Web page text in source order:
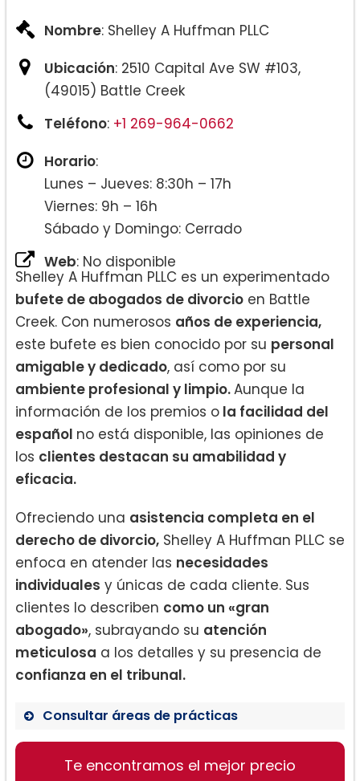
Nombre: Shelley A Huffman PLLC
Ubicación: 2510 Capital Ave SW #103,
(49015) Battle Creek
Teléfono: +1 269-964-0662
Horario:
Lunes – Jueves: 8:30h – 17h
Viernes: 9h – 16h
Sábado y Domingo: Cerrado
Web: No disponible
Shelley A Huffman PLLC es un experimentado
bufete de abogados de divorcio en Battle
Creek. Con numerosos años de experiencia,
este bufete es bien conocido por su personal
amigable y dedicado, así como por su
ambiente profesional y limpio.Aunque la
información de los premios o la facilidad del
español no está disponible, las opiniones de
los clientes destacan su amabilidad y
eficacia.
Ofreciendo una asistencia completa en el
derecho de divorcio, Shelley A Huffman PLLC se
enfoca en atender las necesidades
individuales y únicas de cada cliente. Sus
clientes lo describen como un «gran
abogado», subrayando su atención
meticulosa a los detalles y su presencia de
confianza en el tribunal.
Consultar áreas de prácticas
Divorcio
Asesoramiento matrimonial
Te encontramos el mejor precio